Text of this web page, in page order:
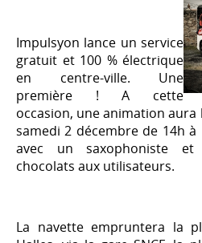
Impulsyon lance un service
gratuit et 100 % électrique
en centre-ville. Une
première ! A cette
occasion, une animation aura
samedi 2 décembre de 14h
avec un saxophoniste
chocolats aux utilisateurs.
La navette empruntera la